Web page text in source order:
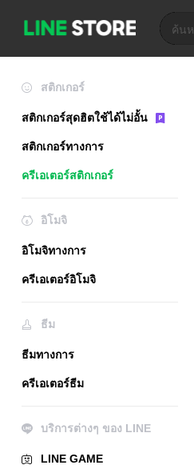
สติกเกอร์
สติกเกอร์สุดฮิตใช้ได้ไม่อั้น
สติกเกอร์ทางการ
ครีเอเตอร์สติกเกอร์
อิโมจิ
อิโมจิทางการ
ครีเอเตอร์อิโมจิ
ธีม
ธีมทางการ
ครีเอเตอร์ธีม
บริการต่างๆ ของ LINE
LINE GAME